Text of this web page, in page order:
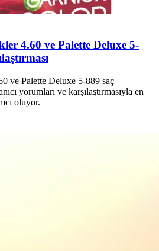
4.60 ve Palette Deluxe 5-
ve Palette Deluxe 5-889 saç
yorumları ve karşılaştırmasıyla en
oluyor.